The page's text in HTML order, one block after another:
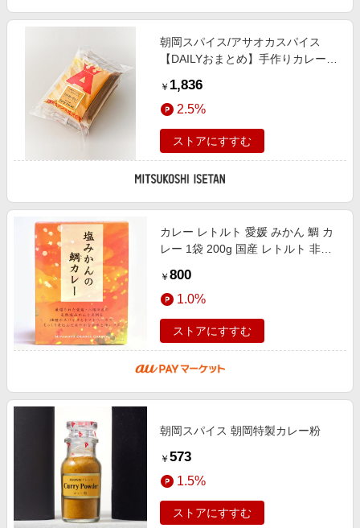
朝岡スパイス/アサオカスパイス
【DAILYおまとめ】手作りカレー粉
￥ 1,836
2.5%
ストアにすすむ
カレー レトルト 愛媛 みかん 鯛 カ
レー 1袋 200g 国産 レトルト 非常
￥ 800
1.0%
ストアにすすむ
朝岡スパイス 朝岡特製カレー粉
￥ 573
1.5%
ストアにすすむ